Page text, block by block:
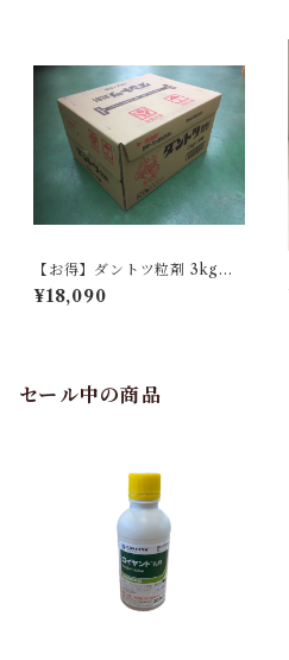
【お得】ダントツ粒剤 3kg
【1箱】6袋入
¥18,090
セール中の商品